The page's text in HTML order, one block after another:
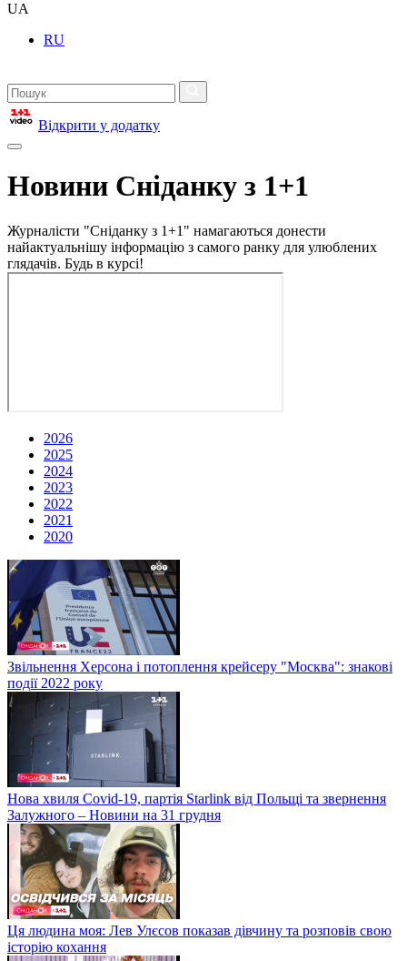
UA
RU
Відкрити у додатку
Новини Сніданку з 1+1
Журналісти "Сніданку з 1+1" намагаються донести
найактуальнішу інформацію з самого ранку для улюблених
глядачів. Будь в курсі!
2026
2025
2024
2023
2022
2021
2020
Звільнення Херсона і потоплення крейсеру "Москва": знакові
події 2022 року
Нова хвиля Covid-19, партія Starlink від Польщі та звернення
Залужного – Новини на 31 грудня
Ця людина моя: Лев Улєсов показав дівчину та розповів свою
історію кохання